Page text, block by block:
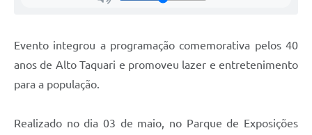
Evento integrou a programação comemorativa pelos 40
anos de Alto Taquari e promoveu lazer e entretenimento
para a população.
Realizado no dia 03 de maio, no Parque de Exposições